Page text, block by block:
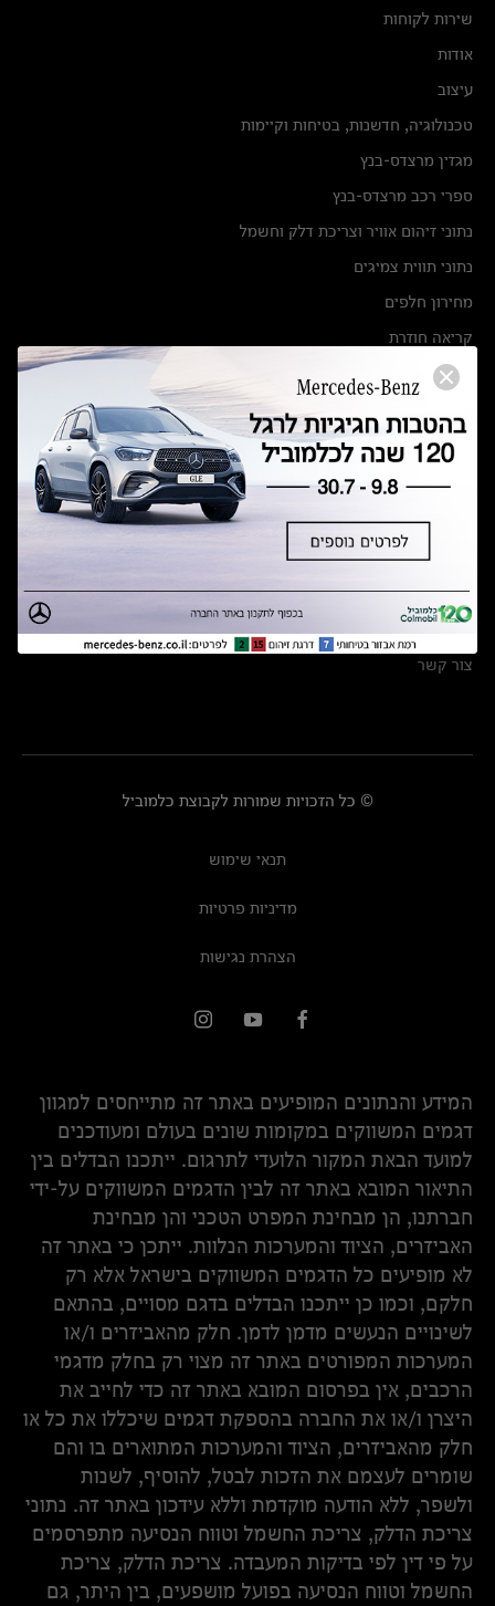
שירות לקוחות
אודות
עיצוב
טכנולוגיה, חדשנות, בטיחות וקיימות
מגזין מרצדס-בנץ
ספרי רכב מרצדס-בנץ
נתוני זיהום אוויר וצריכת דלק וחשמל
נתוני תווית צמיגים
מחירון חלפים
קריאה חוזרת
הודעה על הטבות לרכבי מרצדס בהסדר פשרה בתצ 56447-02-19
תקנון ימי מכירות 120 לכלמוביל
מצאו אותנו
אולמות תצוגה
מרכזי שירות
צור קשר
© כל הזכויות שמורות לקבוצת כלמוביל
תנאי שימוש
מדיניות פרטיות
הצהרת נגישות
המידע והנתונים המופיעים באתר זה מתייחסים למגוון
דגמים המשווקים במקומות שונים בעולם ומעודכנים
למועד הבאת המקור הלועדי לתרגום. ייתכנו הבדלים בין
התיאור המובא באתר זה לבין הדגמים המשווקים על-ידי
חברתנו, הן מבחינת המפרט הטכני והן מבחינת
האביזרים, הציוד והמערכות הנלוות. ייתכן כי באתר זה
לא מופיעים כל הדגמים המשווקים בישראל אלא רק
חלקם, וכמו כן ייתכנו הבדלים בדגם מסויים, בהתאם
לשינויים הנעשים מדמן לדמן. חלק מהאביזרים ו/או
המערכות המפורטים באתר זה מצוי רק בחלק מדגמי
הרכבים, אין בפרסום המובא באתר זה כדי לחייב את
היצרן ו/או את החברה בהספקת דגמים שיכללו את כל או
חלק מהאביזרים, הציוד והמערכות המתוארים בו והם
שומרים לעצמם את הזכות לבטל, להוסיף, לשנות
ולשפר, ללא הודעה מוקדמת וללא עידכון באתר זה. נתוני
צריכת הדלק, צריכת החשמל וטווח הנסיעה מתפרסמים
על פי דין לפי בדיקות המעבדה. צריכת הדלק, צריכת
החשמל וטווח הנסיעה בפועל מושפעים, בין היתר, גם